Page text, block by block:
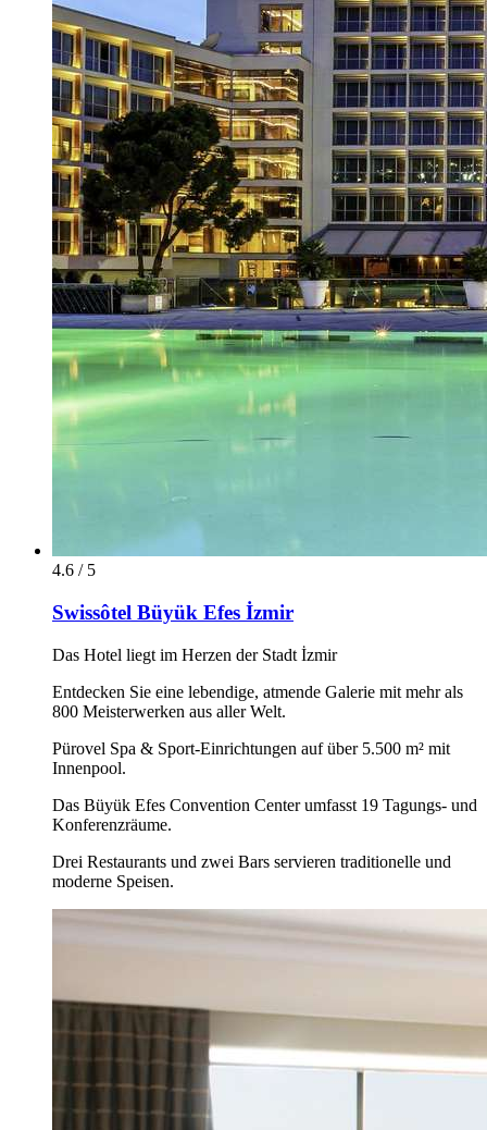
4.6 / 5
Swissôtel Büyük Efes İzmir
Das Hotel liegt im Herzen der Stadt İzmir
Entdecken Sie eine lebendige, atmende Galerie mit mehr als
800 Meisterwerken aus aller Welt.
Pürovel Spa & Sport-Einrichtungen auf über 5.500 m² mit
Innenpool.
Das Büyük Efes Convention Center umfasst 19 Tagungs- und
Konferenzräume.
Drei Restaurants und zwei Bars servieren traditionelle und
moderne Speisen.